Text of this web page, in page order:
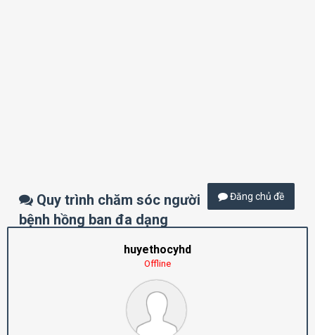
Đăng chủ đề
Quy trình chăm sóc người
bệnh hồng ban đa dạng
huyethocyhd
Offline